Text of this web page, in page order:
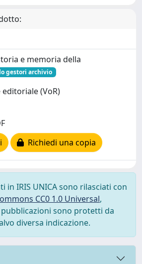
e memoria della
gestori archivio
(VoR)
Richiedi una copia
in IRIS UNICA sono rilasciati con
CC0 1.0 Universal,
sono protetti da
diversa indicazione.